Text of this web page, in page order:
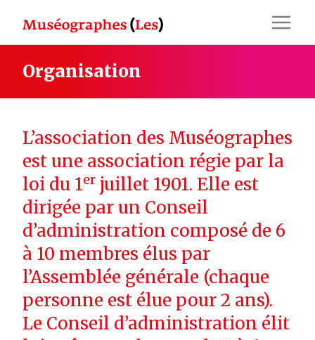
content
Organisation
L’association des Muséographes
est une association régie par la
loi du 1er juillet 1901. Elle est
dirigée par un Conseil
d’administration composé de 6
à 10 membres élus par
l’Assemblée générale (chaque
personne est élue pour 2 ans).
Le Conseil d’administration élit